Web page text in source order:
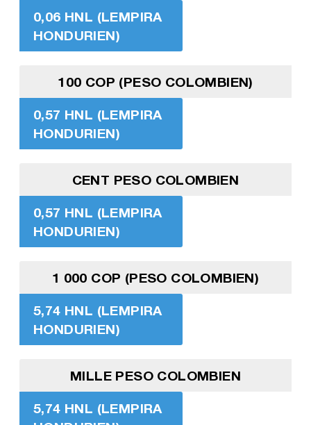
0,06 HNL (LEMPIRA
HONDURIEN)
100 COP (PESO COLOMBIEN)
0,57 HNL (LEMPIRA
HONDURIEN)
CENT PESO COLOMBIEN
0,57 HNL (LEMPIRA
HONDURIEN)
1 000 COP (PESO COLOMBIEN)
5,74 HNL (LEMPIRA
HONDURIEN)
MILLE PESO COLOMBIEN
5,74 HNL (LEMPIRA